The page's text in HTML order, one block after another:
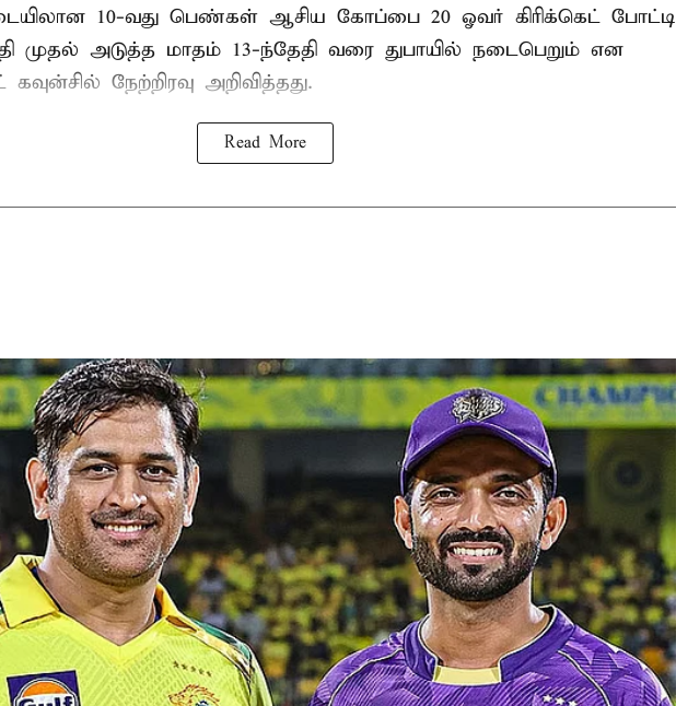
10-வது பெண்கள் ஆசிய கோப்பை 20 ஓவர் கிரிக்கெட் போட்டி
முதல் அடுத்த மாதம் 13-ந்தேதி வரை துபாயில் நடைபெறும் என
கவுன்சில் நேற்றிரவு அறிவித்தது.
Read More